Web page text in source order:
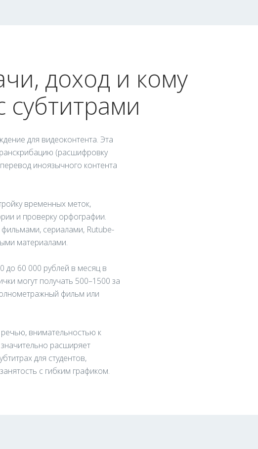
доход и кому
субтитрами
для видеоконтента. Эта
(расшифровку
иноязычного контента
временных меток,
и проверку орфографии.
сериалами, Rutube-
материалами.
до 60 000 рублей в месяц в
могут получать 500–1500 за
фильм или
внимательностью к
расширяет
для студентов,
с гибким графиком.